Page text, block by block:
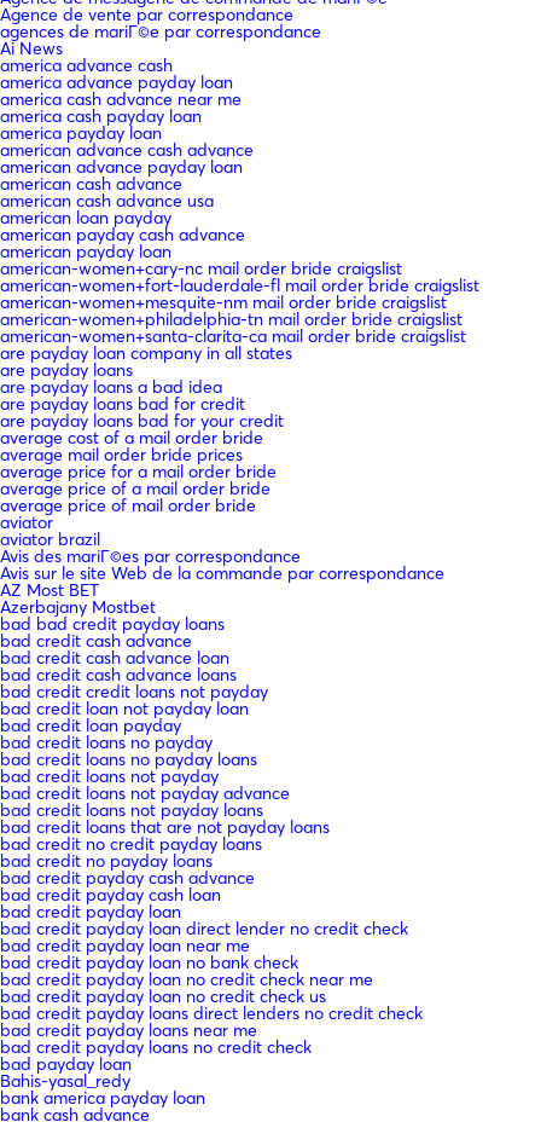
Agence de vente par correspondance
agences de mariГ©e par correspondance
Ai News
america advance cash
america advance payday loan
america cash advance near me
america cash payday loan
america payday loan
american advance cash advance
american advance payday loan
american cash advance
american cash advance usa
american loan payday
american payday cash advance
american payday loan
american-women+cary-nc mail order bride craigslist
american-women+fort-lauderdale-fl mail order bride craigslist
american-women+mesquite-nm mail order bride craigslist
american-women+philadelphia-tn mail order bride craigslist
american-women+santa-clarita-ca mail order bride craigslist
are payday loan company in all states
are payday loans
are payday loans a bad idea
are payday loans bad for credit
are payday loans bad for your credit
average cost of a mail order bride
average mail order bride prices
average price for a mail order bride
average price of a mail order bride
average price of mail order bride
aviator
aviator brazil
Avis des mariГ©es par correspondance
Avis sur le site Web de la commande par correspondance
AZ Most BET
Azerbajany Mostbet
bad bad credit payday loans
bad credit cash advance
bad credit cash advance loan
bad credit cash advance loans
bad credit credit loans not payday
bad credit loan not payday loan
bad credit loan payday
bad credit loans no payday
bad credit loans no payday loans
bad credit loans not payday
bad credit loans not payday advance
bad credit loans not payday loans
bad credit loans that are not payday loans
bad credit no credit payday loans
bad credit no payday loans
bad credit payday cash advance
bad credit payday cash loan
bad credit payday loan
bad credit payday loan direct lender no credit check
bad credit payday loan near me
bad credit payday loan no bank check
bad credit payday loan no credit check near me
bad credit payday loan no credit check us
bad credit payday loans direct lenders no credit check
bad credit payday loans near me
bad credit payday loans no credit check
bad payday loan
Bahis-yasal_redy
bank america payday loan
bank cash advance